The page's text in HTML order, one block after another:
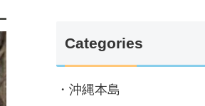
Categories
・沖縄本島